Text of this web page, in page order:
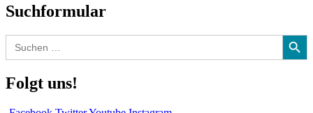
Suchformular
Search
for:
Search Button
Folgt uns!